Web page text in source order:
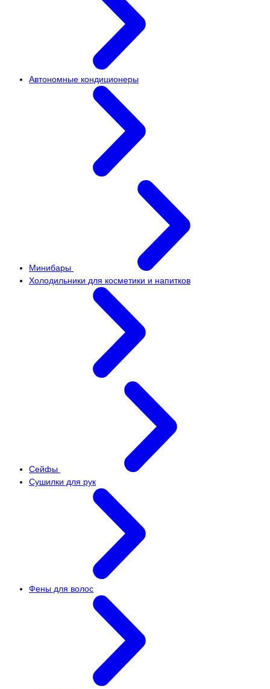
Автономные кондиционеры
Минибары
Холодильники для косметики и напитков
Сейфы
Сушилки для рук
Фены для волос